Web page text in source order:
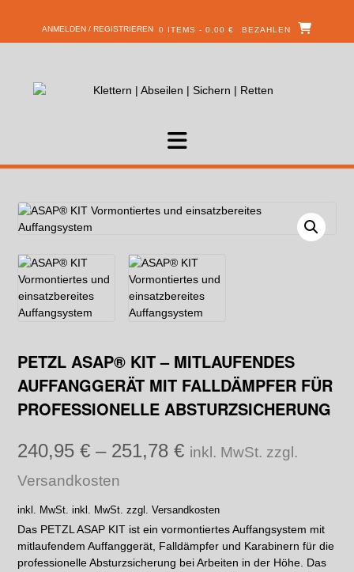
ANMELDEN / REGISTRIEREN 0 ITEMS - 0,00 € BEZAHLEN
PETZL ASAP® KIT – MITLAUFENDES
AUFFANGGERÄT MIT FALLDÄMPFER FÜR
PROFESSIONELLE ABSTURZSICHERUNG
240,95 € – 251,78 € inkl. MwSt. zzgl.
Versandkosten
inkl. MwSt. inkl. MwSt. zzgl. Versandkosten
Das PETZL ASAP KIT ist ein vormontiertes Auffangsystem mit
mitlaufendem Auffanggerät, Falldämpfer und Karabinern für die
professionelle Absturzsicherung bei Arbeiten in der Höhe. Das